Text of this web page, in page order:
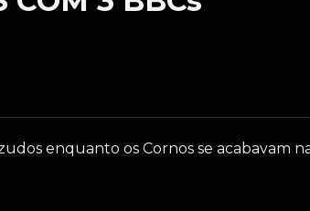
enquanto os Cornos se acabavam